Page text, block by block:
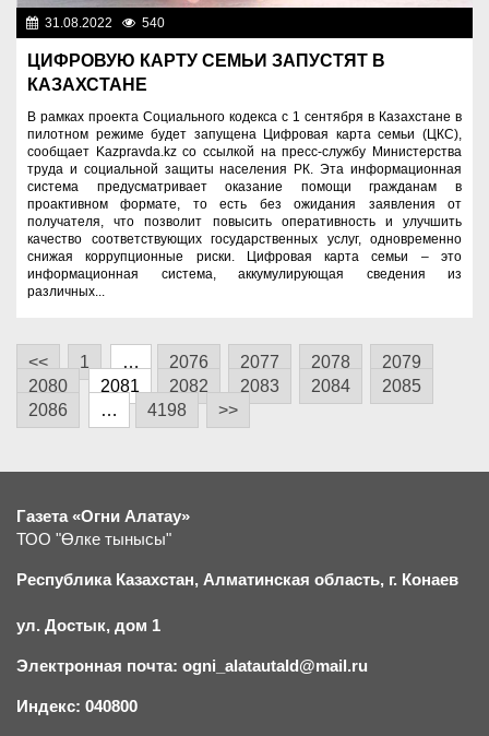
31.08.2022 540
ЦИФРОВУЮ КАРТУ СЕМЬИ ЗАПУСТЯТ В
КАЗАХСТАНЕ
В рамках проекта Социального кодекса с 1 сентября в Казахстане в
пилотном режиме будет запущена Цифровая карта семьи (ЦКС),
сообщает Kazpravda.kz со ссылкой на пресс-службу Министерства
труда и социальной защиты населения РК. Эта информационная
система предусматривает оказание помощи гражданам в
проактивном формате, то есть без ожидания заявления от
получателя, что позволит повысить оперативность и улучшить
качество соответствующих государственных услуг, одновременно
снижая коррупционные риски. Цифровая карта семьи – это
информационная система, аккумулирующая сведения из
различных...
<< 1 … 2076 2077 2078
2079
2080
2081 2082 2083 2084
2085
2086
… 4198 >>
Газета «Огни Алатау»
ТОО "Өлке тынысы"
Республика Казахстан, Алматинская область, г. Конаев
ул. Достык, дом 1
Электронная почта: ogni_alatautald@mail.ru
Индекс: 040800